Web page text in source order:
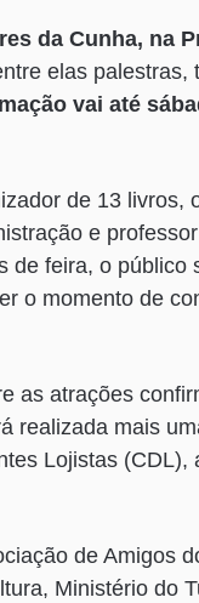
da Cunha, na
elas palestras,
vai até
de 13 livros,
e
de feira, o público
o momento de
as atrações
realizada mais
Lojistas (CDL),
de Amigos
Ministério do